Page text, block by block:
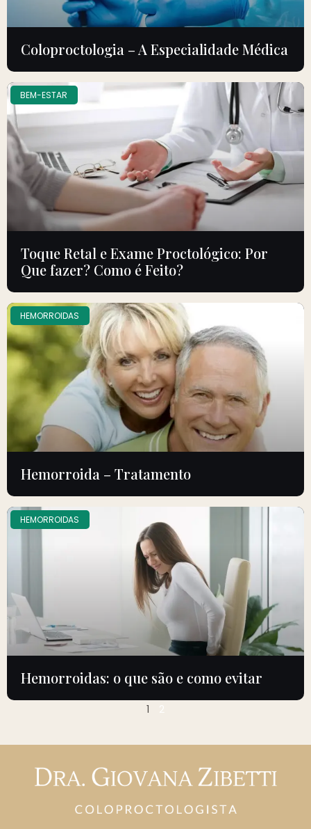
Coloproctologia – A Especialidade Médica
BEM-ESTAR
Toque Retal e Exame Proctológico: Por
Que fazer? Como é Feito?
HEMORROIDAS
Hemorroida – Tratamento
HEMORROIDAS
Hemorroidas: o que são e como evitar
1 2